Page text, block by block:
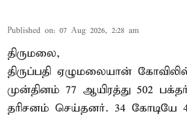
Published on: 07 Aug 2026, 2:28 am
திருமலை,
திருப்பதி ஏழுமலையான்
முன்தினம் 77 ஆயிரத்து 502
தரிசனம் செய்தனர். 34 கோடியே